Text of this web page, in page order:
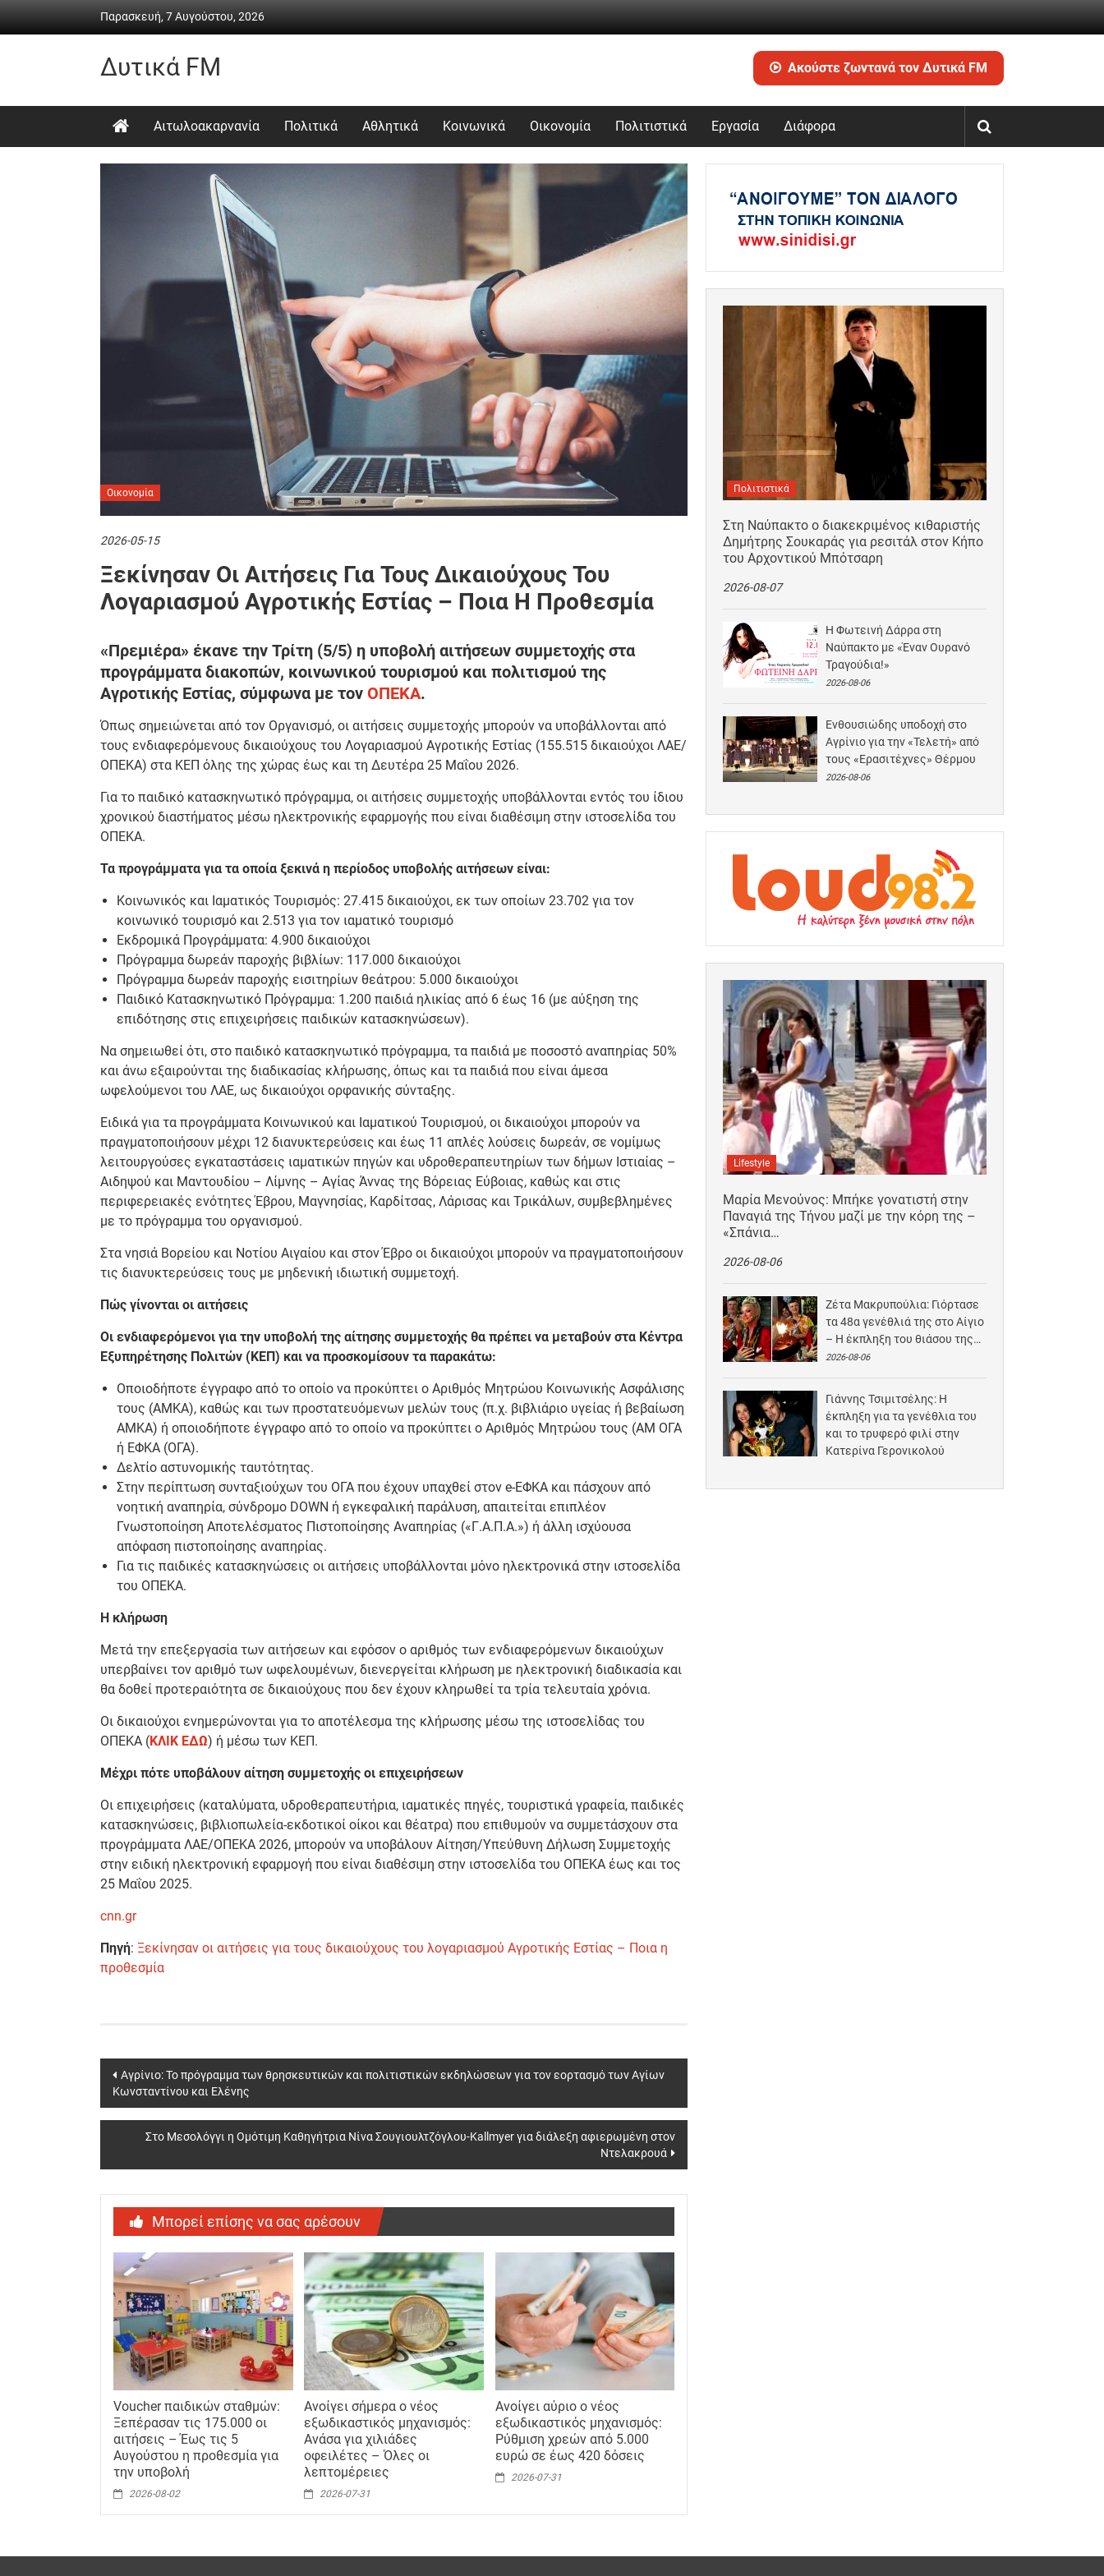
Παρασκευή, 7 Αυγούστου, 2026
Δυτικά FM
Καθημερινή
Ακούστε ζωντανά τον Δυτικά FM
Αιτωλοακαρνανία Πολιτικά Αθλητικά Κοινωνικά Οικονομία Πολιτιστικά Εργασία Διάφορα
Οικονομία
2026-05-15
Ξεκίνησαν Οι Αιτήσεις Για Τους Δικαιούχους Του
Λογαριασμού Αγροτικής Εστίας – Ποια Η Προθεσμία
«Πρεμιέρα» έκανε την Τρίτη (5/5) η υποβολή αιτήσεων συμμετοχής στα
προγράμματα διακοπών, κοινωνικού τουρισμού και πολιτισμού της
Αγροτικής Εστίας, σύμφωνα με τον ΟΠΕΚΑ.
Όπως σημειώνεται από τον Οργανισμό, οι αιτήσεις συμμετοχής μπορούν να υποβάλλονται από
τους ενδιαφερόμενους δικαιούχους του Λογαριασμού Αγροτικής Εστίας (155.515 δικαιούχοι ΛΑΕ/
ΟΠΕΚΑ) στα ΚΕΠ όλης της χώρας έως και τη Δευτέρα 25 Μαΐου 2026.
Για το παιδικό κατασκηνωτικό πρόγραμμα, οι αιτήσεις συμμετοχής υποβάλλονται εντός του ίδιου
χρονικού διαστήματος μέσω ηλεκτρονικής εφαρμογής που είναι διαθέσιμη στην ιστοσελίδα του
ΟΠΕΚΑ.
Τα προγράμματα για τα οποία ξεκινά η περίοδος υποβολής αιτήσεων είναι:
Κοινωνικός και Ιαματικός Τουρισμός: 27.415 δικαιούχοι, εκ των οποίων 23.702 για τον
κοινωνικό τουρισμό και 2.513 για τον ιαματικό τουρισμό
Εκδρομικά Προγράμματα: 4.900 δικαιούχοι
Πρόγραμμα δωρεάν παροχής βιβλίων: 117.000 δικαιούχοι
Πρόγραμμα δωρεάν παροχής εισιτηρίων θεάτρου: 5.000 δικαιούχοι
Παιδικό Κατασκηνωτικό Πρόγραμμα: 1.200 παιδιά ηλικίας από 6 έως 16 (με αύξηση της
επιδότησης στις επιχειρήσεις παιδικών κατασκηνώσεων).
Να σημειωθεί ότι, στο παιδικό κατασκηνωτικό πρόγραμμα, τα παιδιά με ποσοστό αναπηρίας 50%
και άνω εξαιρούνται της διαδικασίας κλήρωσης, όπως και τα παιδιά που είναι άμεσα
ωφελούμενοι του ΛΑΕ, ως δικαιούχοι ορφανικής σύνταξης.
Ειδικά για τα προγράμματα Κοινωνικού και Ιαματικού Τουρισμού, οι δικαιούχοι μπορούν να
πραγματοποιήσουν μέχρι 12 διανυκτερεύσεις και έως 11 απλές λούσεις δωρεάν, σε νομίμως
λειτουργούσες εγκαταστάσεις ιαματικών πηγών και υδροθεραπευτηρίων των δήμων Ιστιαίας –
Αιδηψού και Μαντουδίου – Λίμνης – Αγίας Άννας της Βόρειας Εύβοιας, καθώς και στις
περιφερειακές ενότητες Έβρου, Μαγνησίας, Καρδίτσας, Λάρισας και Τρικάλων, συμβεβλημένες
με το πρόγραμμα του οργανισμού.
Στα νησιά Βορείου και Νοτίου Αιγαίου και στον Έβρο οι δικαιούχοι μπορούν να πραγματοποιήσουν
τις διανυκτερεύσεις τους με μηδενική ιδιωτική συμμετοχή.
Πώς γίνονται οι αιτήσεις
Οι ενδιαφερόμενοι για την υποβολή της αίτησης συμμετοχής θα πρέπει να μεταβούν στα Κέντρα
Εξυπηρέτησης Πολιτών (ΚΕΠ) και να προσκομίσουν τα παρακάτω:
Οποιοδήποτε έγγραφο από το οποίο να προκύπτει ο Αριθμός Μητρώου Κοινωνικής Ασφάλισης
τους (ΑΜΚΑ), καθώς και των προστατευόμενων μελών τους (π.χ. βιβλιάριο υγείας ή βεβαίωση
ΑΜΚΑ) ή οποιοδήποτε έγγραφο από το οποίο να προκύπτει ο Αριθμός Μητρώου τους (ΑΜ ΟΓΑ
ή ΕΦΚΑ (ΟΓΑ).
Δελτίο αστυνομικής ταυτότητας.
Στην περίπτωση συνταξιούχων του ΟΓΑ που έχουν υπαχθεί στον e-ΕΦΚΑ και πάσχουν από
νοητική αναπηρία, σύνδρομο DOWN ή εγκεφαλική παράλυση, απαιτείται επιπλέον
Γνωστοποίηση Αποτελέσματος Πιστοποίησης Αναπηρίας («Γ.Α.Π.Α.») ή άλλη ισχύουσα
απόφαση πιστοποίησης αναπηρίας.
Για τις παιδικές κατασκηνώσεις οι αιτήσεις υποβάλλονται μόνο ηλεκτρονικά στην ιστοσελίδα
του ΟΠΕΚΑ.
Η κλήρωση
Μετά την επεξεργασία των αιτήσεων και εφόσον ο αριθμός των ενδιαφερόμενων δικαιούχων
υπερβαίνει τον αριθμό των ωφελουμένων, διενεργείται κλήρωση με ηλεκτρονική διαδικασία και
θα δοθεί προτεραιότητα σε δικαιούχους που δεν έχουν κληρωθεί τα τρία τελευταία χρόνια.
Οι δικαιούχοι ενημερώνονται για το αποτέλεσμα της κλήρωσης μέσω της ιστοσελίδας του
ΟΠΕΚΑ (ΚΛΙΚ ΕΔΩ) ή μέσω των ΚΕΠ.
Μέχρι πότε υποβάλουν αίτηση συμμετοχής οι επιχειρήσεων
Οι επιχειρήσεις (καταλύματα, υδροθεραπευτήρια, ιαματικές πηγές, τουριστικά γραφεία, παιδικές
κατασκηνώσεις, βιβλιοπωλεία-εκδοτικοί οίκοι και θέατρα) που επιθυμούν να συμμετάσχουν στα
προγράμματα ΛΑΕ/ΟΠΕΚΑ 2026, μπορούν να υποβάλουν Αίτηση/Υπεύθυνη Δήλωση Συμμετοχής
στην ειδική ηλεκτρονική εφαρμογή που είναι διαθέσιμη στην ιστοσελίδα του ΟΠΕΚΑ έως και τος
25 Μαΐου 2025.
cnn.gr
Πηγή: Ξεκίνησαν οι αιτήσεις για τους δικαιούχους του λογαριασμού Αγροτικής Εστίας – Ποια η
προθεσμία
Post
navigation
Αγρίνιο: Το πρόγραμμα των θρησκευτικών και πολιτιστικών εκδηλώσεων για τον εορτασμό των Αγίων
Κωνσταντίνου και Ελένης
Στο Μεσολόγγι η Ομότιμη Καθηγήτρια Νίνα Σουγιουλτζόγλου-Kallmyer για διάλεξη αφιερωμένη στον
Ντελακρουά
Μπορεί επίσης να σας αρέσουν
Voucher παιδικών σταθμών:
Ξεπέρασαν τις 175.000 οι
αιτήσεις – Έως τις 5
Αυγούστου η προθεσμία για
την υποβολή
2026-08-02
Ανοίγει σήμερα ο νέος
εξωδικαστικός μηχανισμός:
Ανάσα για χιλιάδες
οφειλέτες – Όλες οι
λεπτομέρειες
2026-07-31
Ανοίγει αύριο ο νέος
εξωδικαστικός μηχανισμός:
Ρύθμιση χρεών από 5.000
ευρώ σε έως 420 δόσεις
2026-07-31
Πολιτιστικά
Στη Ναύπακτο ο διακεκριμένος κιθαριστής
Δημήτρης Σουκαράς για ρεσιτάλ στον Κήπο
του Αρχοντικού Μπότσαρη
2026-08-07
Η Φωτεινή Δάρρα στη
Ναύπακτο με «Έναν Ουρανό
Τραγούδια!»
2026-08-06
Ενθουσιώδης υποδοχή στο
Αγρίνιο για την «Τελετή» από
τους «Ερασιτέχνες» Θέρμου
2026-08-06
Lifestyle
Μαρία Μενούνος: Μπήκε γονατιστή στην
Παναγιά της Τήνου μαζί με την κόρη της –
«Σπάνια…
2026-08-06
Ζέτα Μακρυπούλια: Γιόρτασε
τα 48α γενέθλιά της στο Αίγιο
– Η έκπληξη του θιάσου της…
2026-08-06
Γιάννης Τσιμιτσέλης: Η
έκπληξη για τα γενέθλια του
και το τρυφερό φιλί στην
Κατερίνα Γερονικολού